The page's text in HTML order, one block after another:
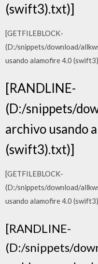
(swift3).txt)]
[GETFILEBLOCK-
(D:/snippets/download/
usando alamofire 4.0
[RANDLINE-
(D:/snippets/
archivo usando
(swift3).txt)]
[GETFILEBLOCK-
(D:/snippets/download/
usando alamofire 4.0
[RANDLINE-
(D:/snippets/